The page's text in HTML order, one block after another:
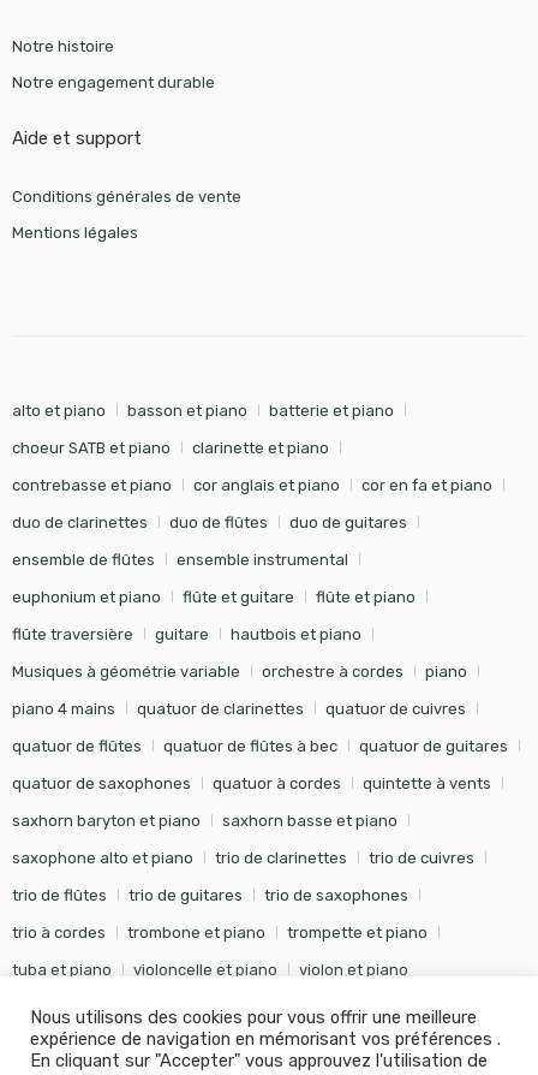
Notre histoire
Notre engagement durable
Aide et support
Conditions générales de vente
Mentions légales
alto et piano basson et piano batterie et piano
choeur SATB et piano clarinette et piano
contrebasse et piano cor anglais et piano cor en fa et piano
duo de clarinettes duo de flûtes duo de guitares
ensemble de flûtes ensemble instrumental
euphonium et piano flûte et guitare flûte et piano
flûte traversière guitare hautbois et piano
Musiques à géométrie variable orchestre à cordes piano
piano 4 mains quatuor de clarinettes quatuor de cuivres
quatuor de flûtes quatuor de flûtes à bec quatuor de guitares
quatuor de saxophones quatuor à cordes quintette à vents
saxhorn baryton et piano saxhorn basse et piano
saxophone alto et piano trio de clarinettes trio de cuivres
trio de flûtes trio de guitares trio de saxophones
trio à cordes trombone et piano trompette et piano
tuba et piano violoncelle et piano violon et piano
Nous utilisons des cookies pour vous offrir une meilleure
expérience de navigation en mémorisant vos préférences .
En cliquant sur "Accepter" vous approuvez l'utilisation de